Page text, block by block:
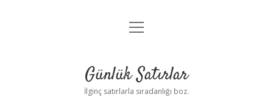
Anasayfa
Yasal Uyarı
menüyü
Günlük Satırlar
İlginç satırlarla sıradanlığı boz.